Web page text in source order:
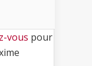
vous pour